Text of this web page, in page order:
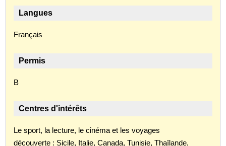
Langues
Français
Permis
B
Centres d'intérêts
Le sport, la lecture, le cinéma et les voyages
découverte : Sicile, Italie, Canada, Tunisie, Thaïlande,